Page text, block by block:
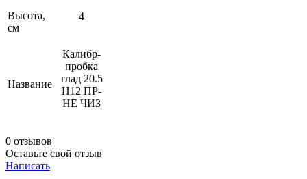
Высота,
см
4
Название
Калибр-
пробка
глад 20.5
Н12 ПР-
НЕ ЧИЗ
0 отзывов
Оставьте свой отзыв
Написать